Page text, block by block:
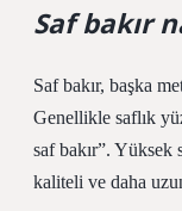
Saf bakır
Saf bakır, başka
Genellikle saflık
saf bakır”. Yüksek
kaliteli ve daha